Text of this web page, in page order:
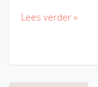
Lees verder »